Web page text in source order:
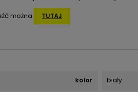
można
TUTAJ
kolor biały